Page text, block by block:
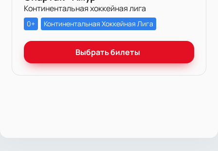
Континентальная хоккейная лига
0+ Континентальная Хоккейная Лига
Выбрать билеты